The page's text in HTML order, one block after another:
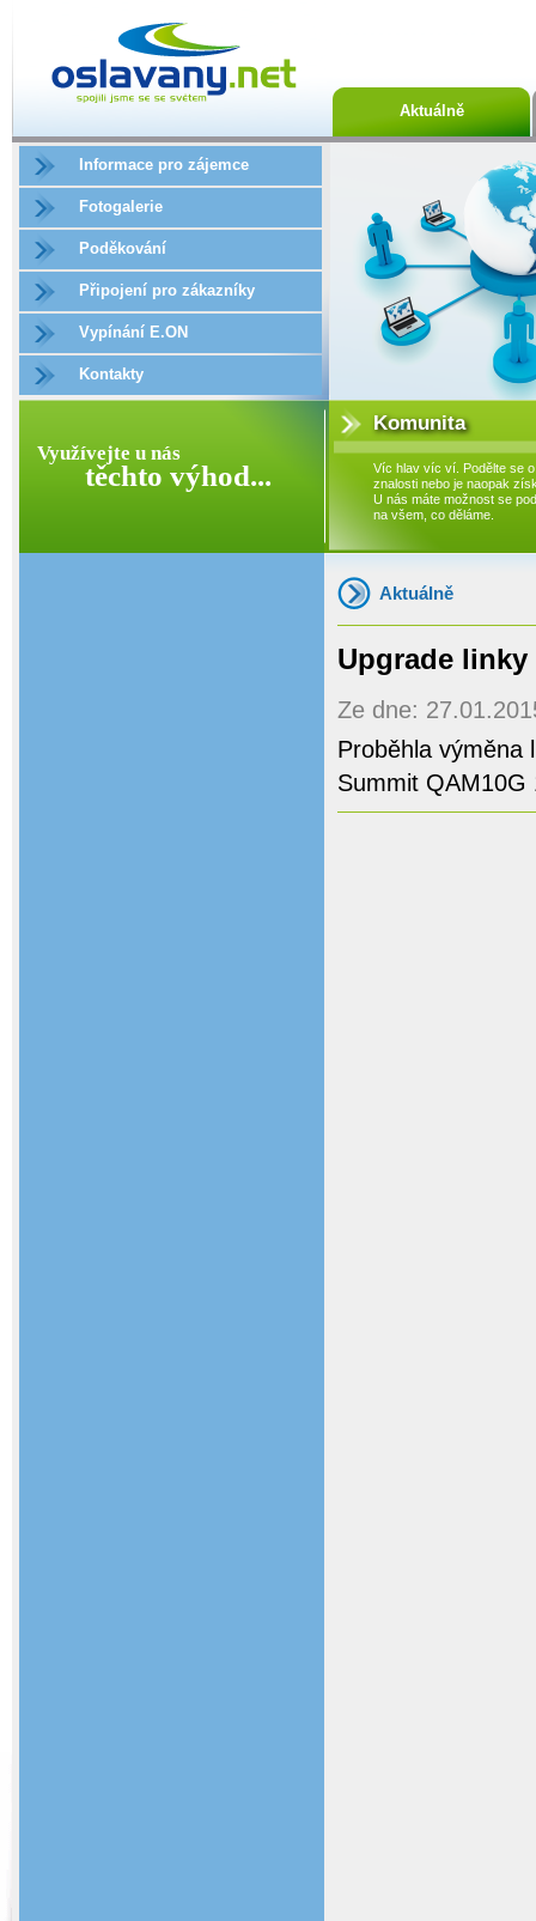
Aktuálně
Informace pro zájemce
Fotogalerie
Poděkování
Připojení pro zákazníky
Vypínání E.ON
Kontakty
Využívejte u nás
těchto výhod...
Komunita
Víc hlav víc ví. Podělte se o
znalosti nebo je naopak
U nás máte možnost se
na všem, co děláme.
Aktuálně
Upgrade
Ze dne:
Proběhla výměna
Summit